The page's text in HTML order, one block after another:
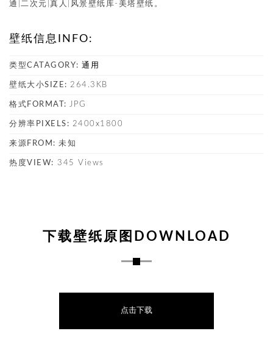
通|二次元|真人|风景壁纸库-美塔壁纸。
壁纸信息INFO:
类型CATAGORY: 通用
壁纸大小SIZE: 264.3KB
格式FORMAT: JPG
分辨率PIXELS: 2400x1800
来源FROM: 未知
热度VIEW: 345 Views
下载壁纸原图DOWNLOAD
点击下载